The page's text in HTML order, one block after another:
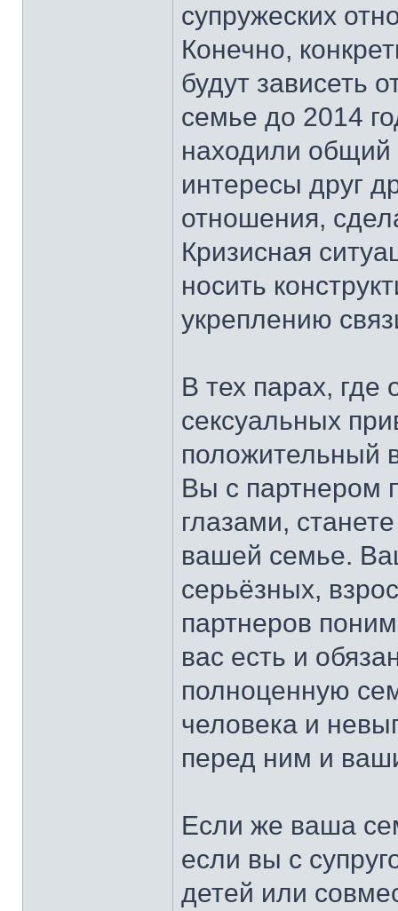
супружеских
Конечно,
будут зависеть
семье до 2014
находили общий
интересы друг
отношения,
Кризисная
носить
укреплению
В тех парах,
сексуальных
положительный
Вы с партнером
глазами,
вашей семье.
серьёзных,
партнеров
вас есть и
полноценную
человека и
перед ним и
Если же ваша
если вы с
детей или